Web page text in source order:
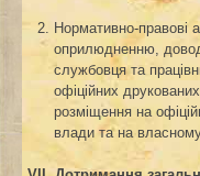
Нормативно-правові
оприлюдненню,
службовця та
офіційних
розміщення на
влади та на власному